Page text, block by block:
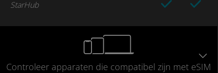
StarHub
Controleer apparaten die compatibel zijn met eSIM